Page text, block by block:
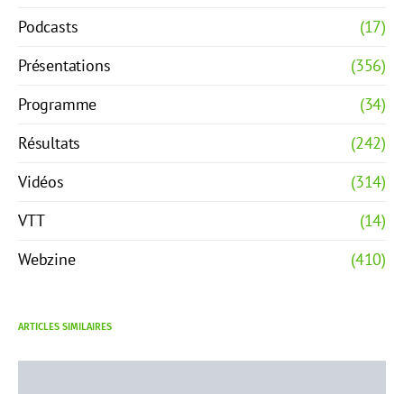
Podcasts
(17)
Présentations
(356)
Programme
(34)
Résultats
(242)
Vidéos
(314)
VTT
(14)
Webzine
(410)
ARTICLES SIMILAIRES